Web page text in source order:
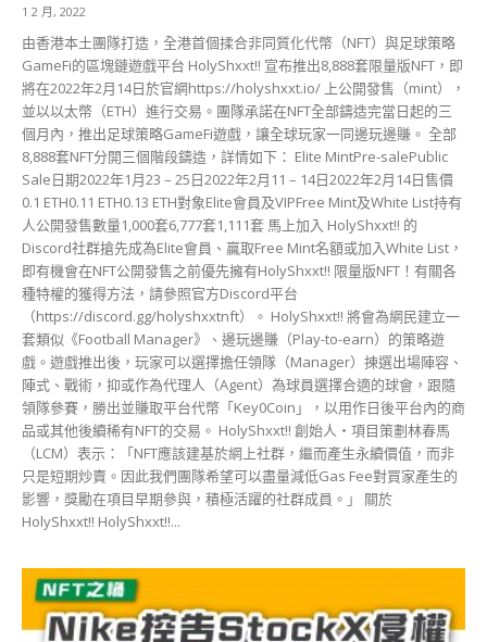
1 2 月, 2022
由香港本土團隊打造，全港首個揉合非同質化代幣（NFT）與足球策略
GameFi的區塊鏈遊戲平台 HolyShxxt!! 宣布推出8,888套限量版NFT，即
將在2022年2月14日於官網https://holyshxxt.io/ 上公開發售（mint），
並以以太幣（ETH）進行交易。團隊承諾在NFT全部鑄造完當日起的三
個月內，推出足球策略GameFi遊戲，讓全球玩家一同邊玩邊賺。 全部
8,888套NFT分開三個階段鑄造，詳情如下： Elite MintPre-salePublic
Sale日期2022年1月23 – 25日2022年2月11 – 14日2022年2月14日售價
0.1 ETH0.11 ETH0.13 ETH對象Elite會員及VIPFree Mint及White List持有
人公開發售數量1,000套6,777套1,111套 馬上加入 HolyShxxt!! 的
Discord社群搶先成為Elite會員、贏取Free Mint名額或加入White List，
即有機會在NFT公開發售之前優先擁有HolyShxxt!! 限量版NFT！有關各
種特權的獲得方法，請參照官方Discord平台
（https://discord.gg/holyshxxtnft）。 HolyShxxt!! 將會為網民建立一
套類似《Football Manager》、邊玩邊賺（Play-to-earn）的策略遊
戲。遊戲推出後，玩家可以選擇擔任領隊（Manager）揀選出場陣容、
陣式、戰術，抑或作為代理人（Agent）為球員選擇合適的球會，跟隨
領隊參賽，勝出並賺取平台代幣「Key0Coin」，以用作日後平台內的商
品或其他後續稀有NFT的交易。 HolyShxxt!! 創始人・項目策劃林春馬
（LCM）表示：「NFT應該建基於網上社群，繼而產生永續價值，而非
只是短期炒賣。因此我們團隊希望可以盡量減低Gas Fee對買家產生的
影響，獎勵在項目早期參與，積極活躍的社群成員。」 關於
HolyShxxt!! HolyShxxt!!...